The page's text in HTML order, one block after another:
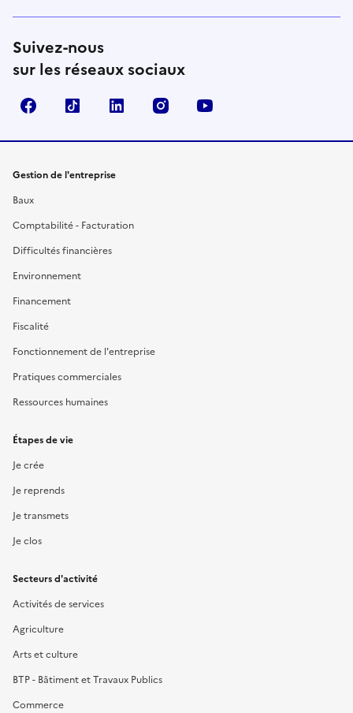
Suivez-nous
sur les réseaux sociaux
FacebookTikTok Linkedin Instagram
Gestion de l'entreprise
Baux
Comptabilité - Facturation
Difficultés financières
Environnement
Financement
Fiscalité
Fonctionnement de l'entreprise
Pratiques commerciales
Ressources humaines
Étapes de vie
Je crée
Je reprends
Je transmets
Je clos
Secteurs d'activité
Activités de services
Agriculture
Arts et culture
BTP - Bâtiment et Travaux Publics
Commerce